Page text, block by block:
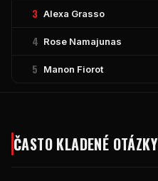
3 Alexa Grasso
4 Rose Namajunas
5 Manon Fiorot
ČASTO KLADENÉ OTÁZKY